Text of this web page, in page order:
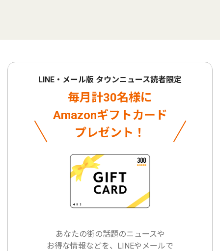
LINE・メール版 タウンニュース読者限定
毎月計30名様に
Amazonギフトカード
プレゼント！
あなたの街の話題のニュースや
お得な情報などを、LINEやメールで